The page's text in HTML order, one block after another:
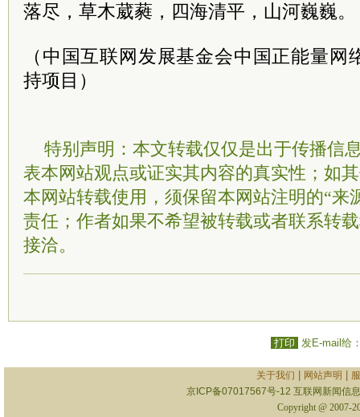
落尽，草木葳蕤，四海清平，山河巍巍。
（中国互联网发展基金会中国正能量
持项目）
特别声明：本文转载仅仅是出于传播信
表本网站观点或证实其内容的真实性；如
本网站转载使用，须保留本网站注明的“来
责任；作者如果不希望被转载或者联系转
接洽。
打印 发E-mail给
关于我们 网站声明
京ICP备07017567号-12 互联网新闻信
Copyright @ 2007-